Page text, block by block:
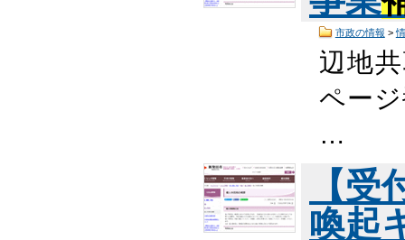
市政の情報 >
辺地
ペー
…
【
喚起